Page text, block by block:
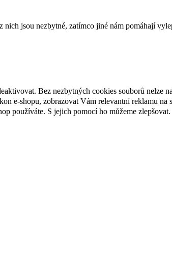
jsou nezbytné, zatímco jiné nám pomáhají
Bez nezbytných cookies souborů nelze
e-shopu, zobrazovat Vám relevantní reklamu na
používáte. S jejich pomocí ho můžeme zlepšovat.